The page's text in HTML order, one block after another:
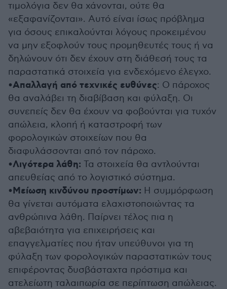
τιμολόγια δεν θα χάνονται, ούτε θα
«εξαφανίζονται». Αυτό είναι ίσως πρόβλημα
για όσους επικαλούνται λόγους προκειμένου
να μην εξοφλούν τους προμηθευτές τους ή να
δηλώνουν ότι δεν έχουν στη διάθεσή τους τα
παραστατικά στοιχεία για ενδεχόμενο έλεγχο.
•Απαλλαγή από τεχνικές ευθύνες: Ο πάροχος
θα αναλάβει τη διαβίβαση και φύλαξη. Οι
συνεπείς δεν θα έχουν να φοβούνται για τυχόν
απώλεια, κλοπή ή καταστροφή των
φορολογικών στοιχείων που θα
διαφυλάσσονται από τον πάροχο.
•Λιγότερα λάθη: Τα στοιχεία θα αντλούνται
απευθείας από το λογιστικό σύστημα.
•Μείωση κινδύνου προστίμων: Η συμμόρφωση
θα γίνεται αυτόματα ελαχιστοποιώντας τα
ανθρώπινα λάθη. Παίρνει τέλος πια η
αβεβαιότητα για επιχειρήσεις και
επαγγελματίες που ήταν υπεύθυνοι για τη
φύλαξη των φορολογικών παραστατικών τους
επιφέροντας δυσβάσταχτα πρόστιμα και
ατελείωτη ταλαιπωρία σε περίπτωση απώλειας.